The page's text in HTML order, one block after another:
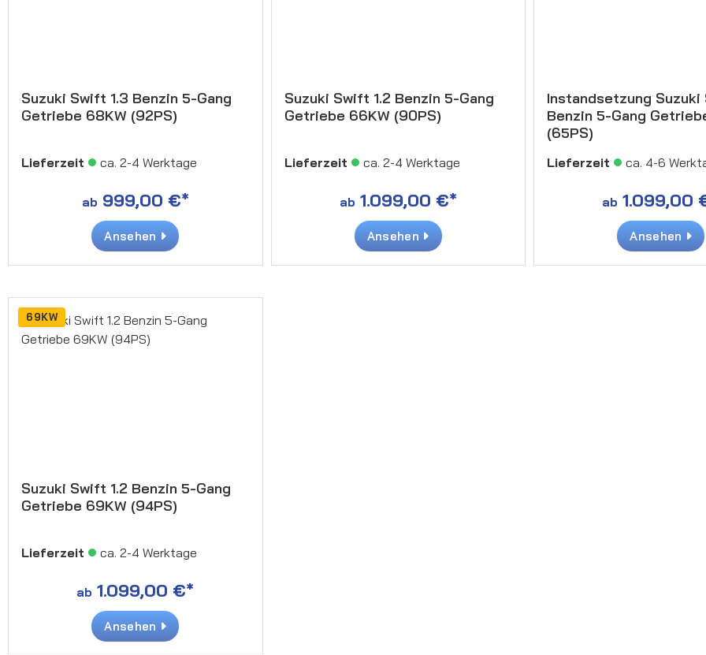
Suzuki Swift 1.3 Benzin 5-Gang
Getriebe 68KW (92PS)
Lieferzeit ca. 2-4 Werktage
ab 999,00 €*
Ansehen
Suzuki Swift 1.2 Benzin 5-Gang
Getriebe 66KW (90PS)
Lieferzeit ca. 2-4 Werktage
ab 1.099,00 €*
Ansehen
Instandsetzung Suzuki
Benzin 5-Gang
(65PS)
Lieferzeit ca. 4-6
ab 1.099,00
Ansehen
69KW
Suzuki Swift 1.2 Benzin 5-Gang
Getriebe 69KW (94PS)
Lieferzeit ca. 2-4 Werktage
ab 1.099,00 €*
Ansehen